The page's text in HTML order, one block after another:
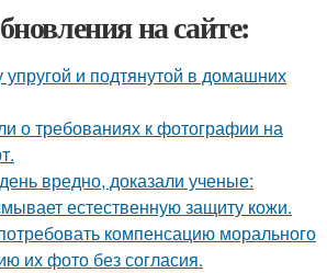
на сайте:
упругой и подтянутой в домашних
о требованиях к фотографии на
вредно, доказали ученые:
естественную защиту кожи.
компенсацию морального
их фото без согласия.